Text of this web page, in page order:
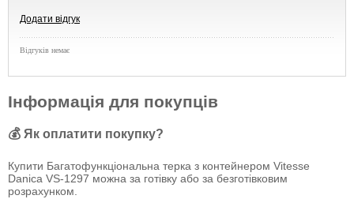
Додати відгук
Відгуків немає
Інформація для покупців
💰 Як оплатити покупку?
Купити Багатофункціональна терка з контейнером Vitesse
Danica VS-1297 можна за готівку або за безготівковим
розрахунком.